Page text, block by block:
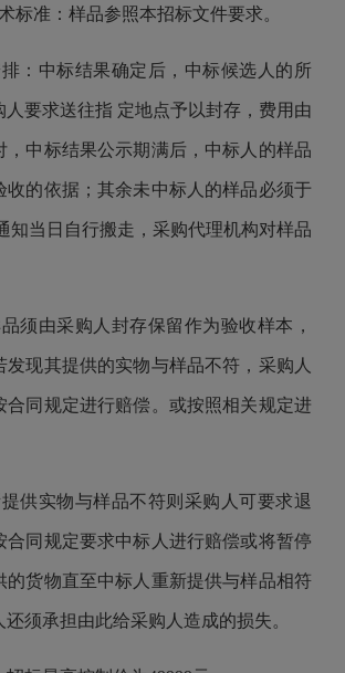
标准：样品参照本招标文件要求。
：中标结果确定后，中标候选人的所
人要求送往指 定地点予以封存，费用由
，中标结果公示期满后，中标人的样品
收的依据；其余未中标人的样品必须于
知当日自行搬走，采购代理机构对样品
须由采购人封存保留作为验收样本，
发现其提供的实物与样品不符，采购人
合同规定进行赔偿。或按照相关规定进
供实物与样品不符则采购人可要求退
合同规定要求中标人进行赔偿或将暂停
的货物直至中标人重新提供与样品相符
须承担由此给采购人造成的损失。